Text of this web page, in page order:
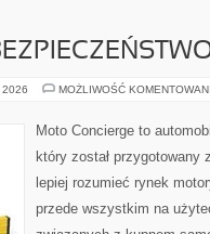
2026 MOŻLIWOŚĆ
Moto Concierge to
który został
lepiej rozumieć rynek
przede wszystkim na